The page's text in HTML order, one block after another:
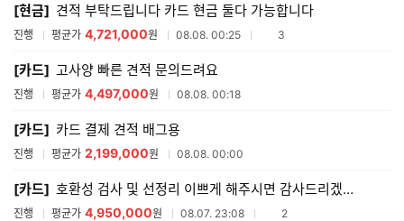
[현금] 견적 부탁드립니다 카드 현금 둘다 가능합니다
진행 평균가 4,721,000원 08.08. 00:25 참여업체수
3
[카드] 고사양 빠른 견적 문의드려요
진행 평균가 4,497,000원 08.08. 00:18
[카드] 카드 결제 견적 배그용
진행 평균가 2,199,000원 08.08. 00:00
[카드] 호환성 검사 및 선정리 이쁘게 해주시면 감사드리겠습니다
진행 평균가 4,950,000원 08.07. 23:08 참여업체수
2